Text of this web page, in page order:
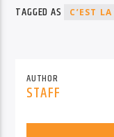
TAGGED AS C’EST
AUTHOR
STAFF